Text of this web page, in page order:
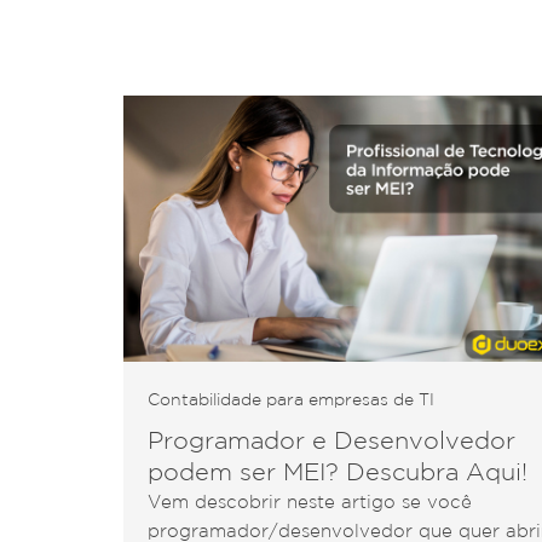
Contabilidade para empresas de TI
Programador e Desenvolvedor
podem ser MEI? Descubra Aqui!
Vem descobrir neste artigo se você
programador/desenvolvedor que quer